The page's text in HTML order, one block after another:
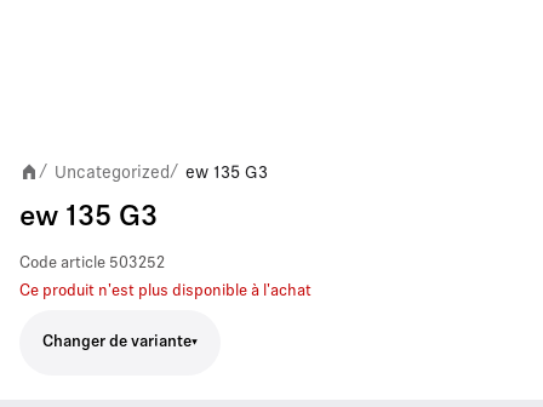
/ Uncategorized/ ew 135 G3
ew 135 G3
Code article 503252
Ce produit n'est plus disponible à l'achat
Changer de variante